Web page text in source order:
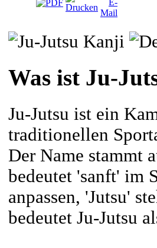
Was ist Ju-
Ju-Jutsu ist ein
traditionellen
Der Name stammt
bedeutet 'sanft' im
anpassen, 'Jutsu'
bedeutet Ju-Jutsu